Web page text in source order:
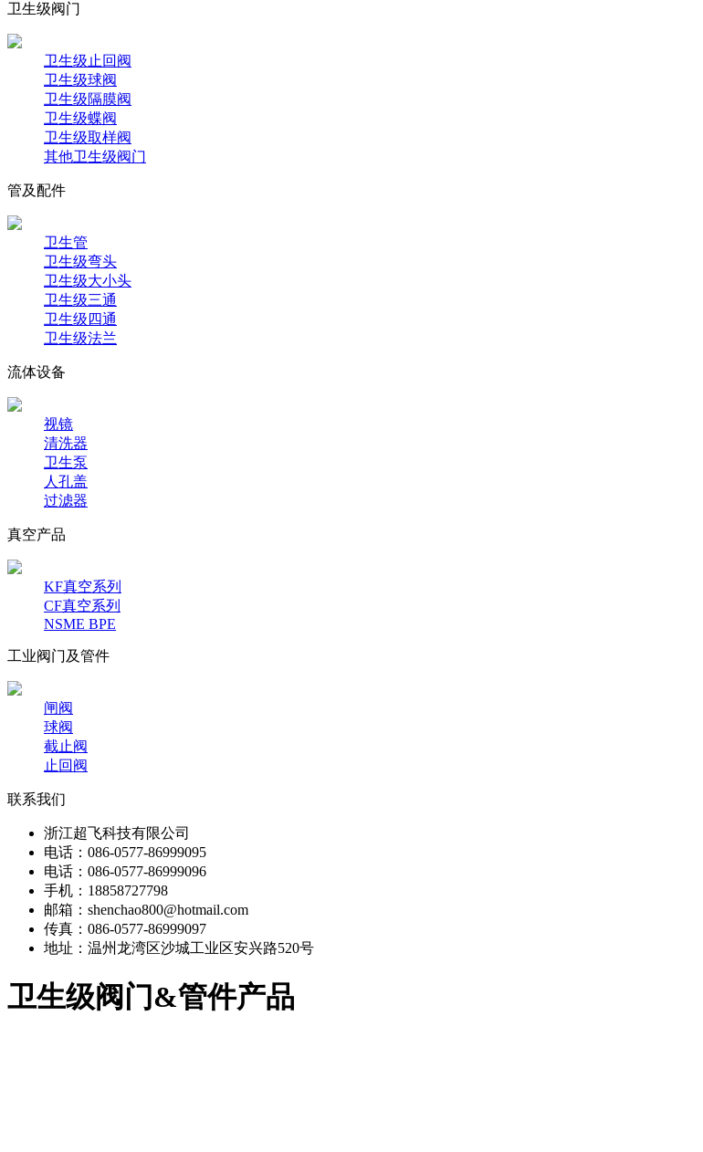
卫生级阀门
卫生级止回阀
卫生级球阀
卫生级隔膜阀
卫生级蝶阀
卫生级取样阀
其他卫生级阀门
管及配件
卫生管
卫生级弯头
卫生级大小头
卫生级三通
卫生级四通
卫生级法兰
流体设备
视镜
清洗器
卫生泵
人孔盖
过滤器
真空产品
KF真空系列
CF真空系列
NSME BPE
工业阀门及管件
闸阀
球阀
截止阀
止回阀
联系我们
浙江超飞科技有限公司
电话：086-0577-86999095
电话：086-0577-86999096
手机：18858727798
邮箱：shenchao800@hotmail.com
传真：086-0577-86999097
地址：温州龙湾区沙城工业区安兴路520号
卫生级阀门&管件产品